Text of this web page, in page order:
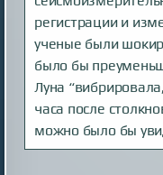
регистрации и
ученые были
было бы
Луна
часа после
можно было бы